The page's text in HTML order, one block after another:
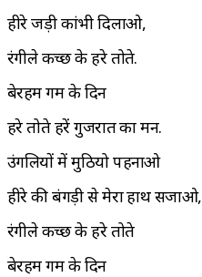
हीरे जड़ी कांभी दिलाओ,
रंगीले कच्छ के हरे तोते.
बेरहम गर्मी के दिन
हरे तोते हरें गुजरात का मन.
उंगलियों में मुठियो पहनाओ
हीरे की बंगड़ी से मेरा हाथ सजाओ,
रंगीले कच्छ के हरे तोते
बेरहम गर्मी के दिन